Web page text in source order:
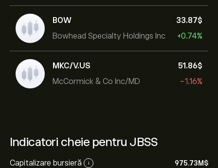
BOW
Bowhead Specialty Holdings Inc
33.87‎$‎
+0.74%
MKC/V.US
McCormick & Co Inc/MD
51.86‎$‎
-1.16%
Indicatori cheie pentru JBSS
Capitalizare bursieră i 975.73M‎$‎